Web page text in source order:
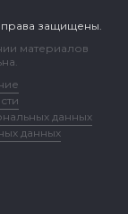
права защищены.
материалов
данных
данных